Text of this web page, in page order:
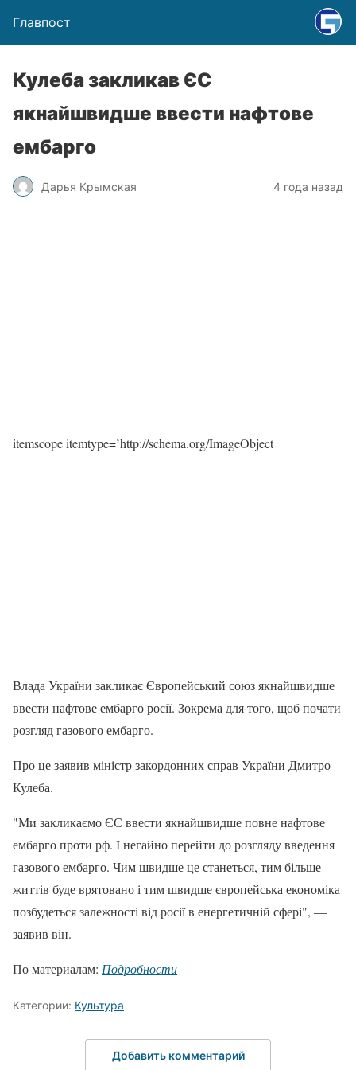
Главпост
Кулеба закликав ЄС
якнайшвидше ввести нафтове
ембарго
Дарья Крымская 4 года назад
itemscope itemtype=’http://schema.org/ImageObject
Влада України закликає Європейський союз якнайшвидше
ввести нафтове ембарго росії. Зокрема для того, щоб почати
розгляд газового ембарго.
Про це заявив міністр закордонних справ України Дмитро
Кулеба.
"Ми закликаємо ЄС ввести якнайшвидше повне нафтове
ембарго проти рф. І негайно перейти до розгляду введення
газового ембарго. Чим швидше це станеться, тим більше
життів буде врятовано і тим швидше європейська економіка
позбудеться залежності від росії в енергетичній сфері", —
заявив він.
По материалам: Подробности
Категории: Культура
Добавить комментарий